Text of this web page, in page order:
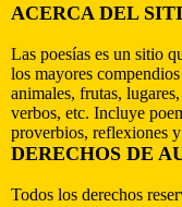
ACERCA DEL
Las poesías es un sitio
los mayores
animales, frutas,
verbos, etc. Incluye
proverbios, reflexiones
DERECHOS DE
Todos los derechos